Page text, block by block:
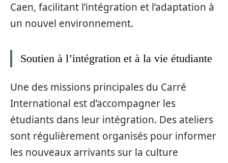
Caen, facilitant l’intégration et l’adaptation à
un nouvel environnement.
Soutien à l’intégration et à la vie étudiante
Une des missions principales du Carré
International est d’accompagner les
étudiants dans leur intégration. Des ateliers
sont régulièrement organisés pour informer
les nouveaux arrivants sur la culture